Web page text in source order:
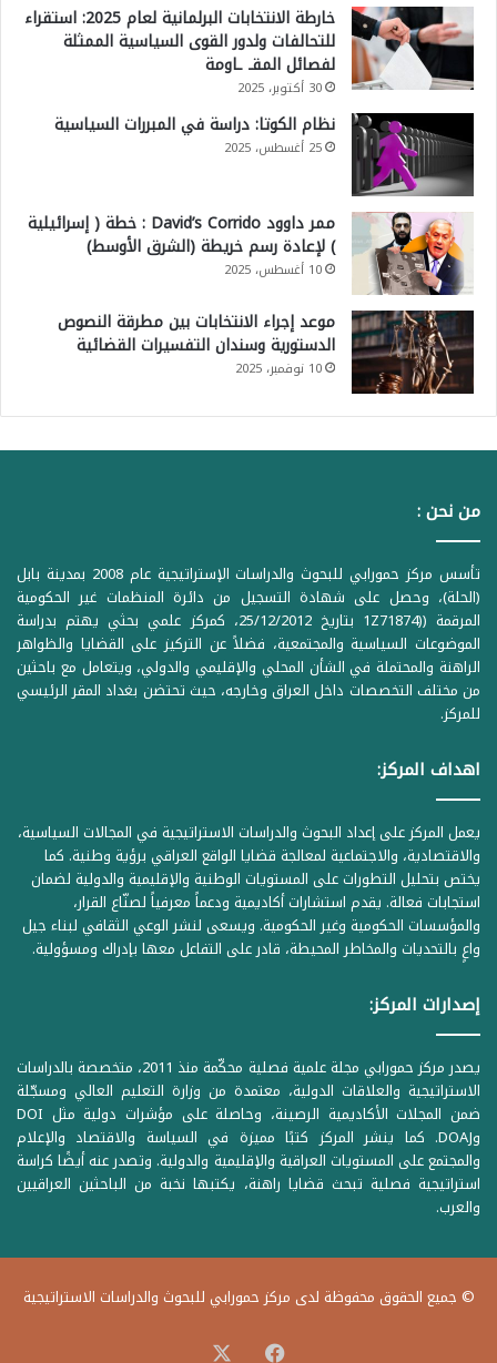
خارطة الانتخابات البرلمانية لعام 2025: استقراء
للتحالفات ولدور القوى السياسية الممثلة
لفصائل المقـ ـاومة
30 أكتوبر، 2025
نظام الكوتا: دراسة في المبررات السياسية
25 أغسطس، 2025
ممر داوود David’s Corrido : خطة ( إسرائيلية
) لإعادة رسم خريطة (الشرق الأوسط)
10 أغسطس، 2025
موعد إجراء الانتخابات بين مطرقة النصوص
الدستورية وسندان التفسيرات القضائية
10 نوفمبر، 2025
من نحن :
تأسس مركز حمورابي للبحوث والدراسات الإستراتيجية عام 2008 بمدينة بابل
(الحلة)، وحصل على شهادة التسجيل من دائرة المنظمات غير الحكومية
المرقمة ((1Z71874 بتاريخ 25/12/2012، كمركز علمي بحثي يهتم بدراسة
الموضوعات السياسية والمجتمعية، فضلاً عن التركيز على القضايا والظواهر
الراهنة والمحتملة في الشأن المحلي والإقليمي والدولي، ويتعامل مع باحثين
من مختلف التخصصات داخل العراق وخارجه، حيث تحتضن بغداد المقر الرئيسي
للمركز.
اهداف المركز:
يعمل المركز على إعداد البحوث والدراسات الاستراتيجية في المجالات السياسية،
والاقتصادية، والاجتماعية لمعالجة قضايا الواقع العراقي برؤية وطنية. كما
يختص بتحليل التطورات على المستويات الوطنية والإقليمية والدولية لضمان
استجابات فعالة. يقدم استشارات أكاديمية ودعماً معرفياً لصنّاع القرار،
والمؤسسات الحكومية وغير الحكومية. ويسعى لنشر الوعي الثقافي لبناء جيل
واعٍ بالتحديات والمخاطر المحيطة، قادر على التفاعل معها بإدراك ومسؤولية.
إصدارات المركز:
يصدر مركز حمورابي مجلة علمية فصلية محكّمة منذ 2011، متخصصة بالدراسات
الاستراتيجية والعلاقات الدولية، معتمدة من وزارة التعليم العالي ومسجّلة
ضمن المجلات الأكاديمية الرصينة، وحاصلة على مؤشرات دولية مثل DOI
وDOAJ. كما ينشر المركز كتبًا مميزة في السياسة والاقتصاد والإعلام
والمجتمع على المستويات العراقية والإقليمية والدولية. وتصدر عنه أيضًا كراسة
استراتيجية فصلية تبحث قضايا راهنة، يكتبها نخبة من الباحثين العراقيين
والعرب.
© جميع الحقوق محفوظة لدى مركز حمورابي للبحوث والدراسات الاستراتيجية
فيسبوك